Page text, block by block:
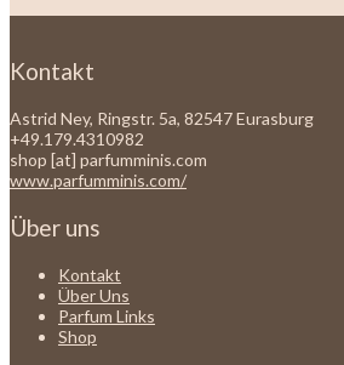
Kontakt
Astrid Ney, Ringstr. 5a, 82547 Eurasburg
+49.179.4310982
shop [at] parfumminis.com
www.parfumminis.com/
Über uns
Kontakt
Über Uns
Parfum Links
Shop